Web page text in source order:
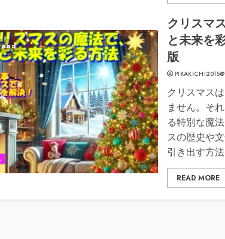
クリスマ
と未来を
版
クリスマス
ません。そ
る特別な魔
スの歴史や
引き出す方
READ MORE